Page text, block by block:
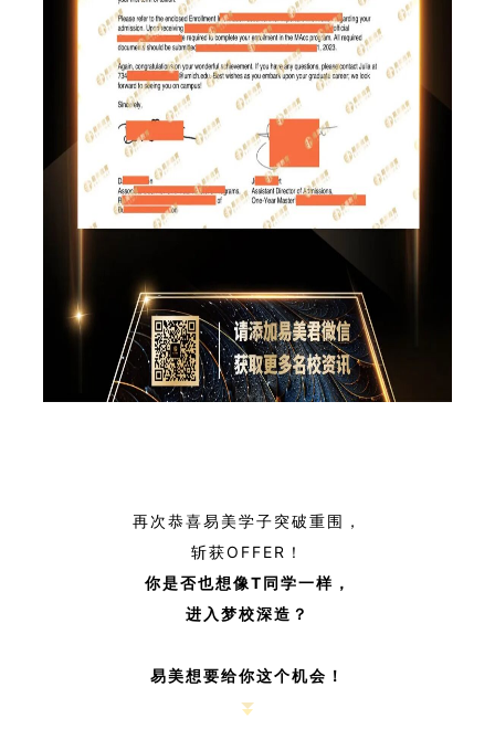
再次恭喜易美学子突破重围，
斩获OFFER！
你是否也想像T同学一样，
进入梦校深造？
易美想要给你这个机会！